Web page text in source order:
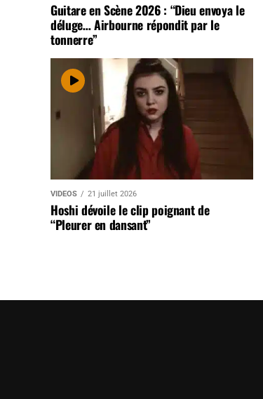
Guitare en Scène 2026 : “Dieu envoya le
déluge… Airbourne répondit par le
tonnerre”
VIDEOS 21 juillet 2026
Hoshi dévoile le clip poignant de
“Pleurer en dansant”